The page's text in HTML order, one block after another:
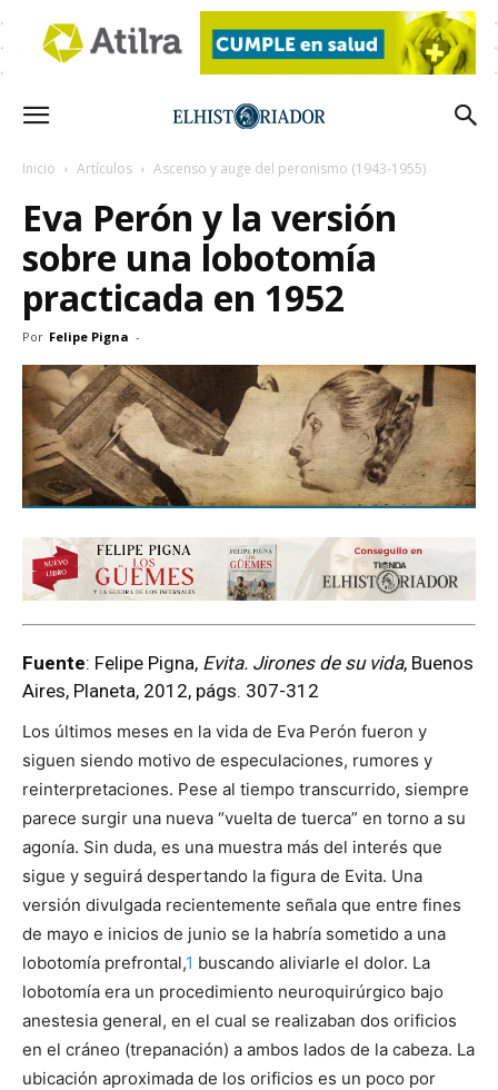
Inicio Artículos Ascenso y auge del peronismo (1943-1955)
Eva Perón y la versión
sobre una lobotomía
practicada en 1952
Por Felipe Pigna -
Fuente: Felipe Pigna, Evita. Jirones de su vida, Buenos
Aires, Planeta, 2012, págs. 307-312
Los últimos meses en la vida de Eva Perón fueron y
siguen siendo motivo de especulaciones, rumores y
reinterpretaciones. Pese al tiempo transcurrido, siempre
parece surgir una nueva “vuelta de tuerca” en torno a su
agonía. Sin duda, es una muestra más del interés que
sigue y seguirá despertando la figura de Evita. Una
versión divulgada recientemente señala que entre fines
de mayo e inicios de junio se la habría sometido a una
lobotomía prefrontal,1 buscando aliviarle el dolor. La
lobotomía era un procedimiento neuroquirúrgico bajo
anestesia general, en el cual se realizaban dos orificios
en el cráneo (trepanación) a ambos lados de la cabeza. La
ubicación aproximada de los orificios es un poco por